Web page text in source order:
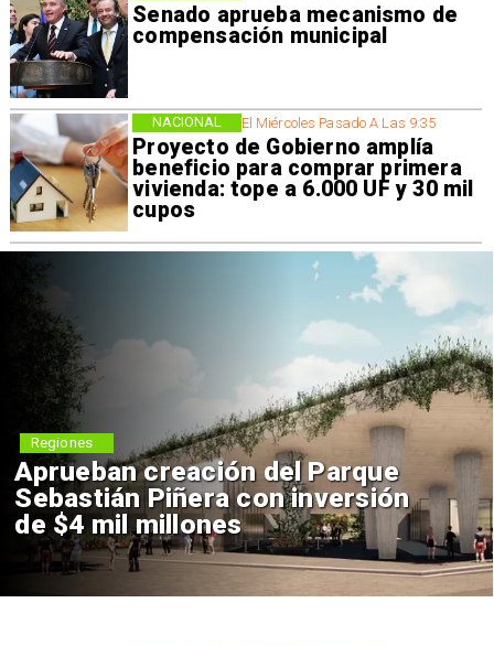
Senado aprueba mecanismo de
compensación municipal
El Miércoles Pasado A Las 9:35
Proyecto de Gobierno amplía
beneficio para comprar primera
vivienda: tope a 6.000 UF y 30 mil
cupos
NACIONAL
Claudio Bravo baja la euforia
sobre fichaje de Vozinha
Deportes